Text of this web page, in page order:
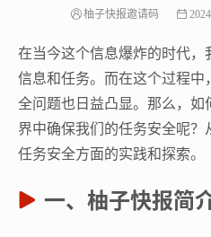
柚子快报邀请码
在当今这个信息爆炸的时代
信息和任务。而在这个过程
全问题也日益凸显。那么，
界中确保我们的任务安全呢
任务安全方面的实践和探索。
一、柚子快报简